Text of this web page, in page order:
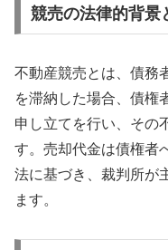
競売の法律的背景
不動産競売とは、債務
を滞納した場合、債権
申し立てを行い、その
す。売却代金は債権者
法に基づき、裁判所が
ます。